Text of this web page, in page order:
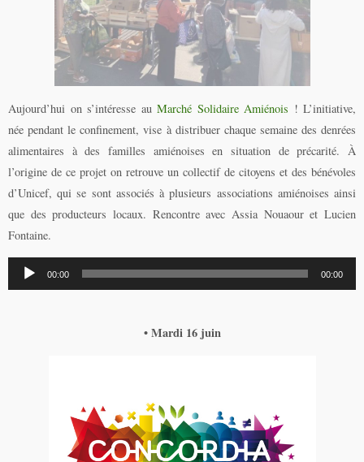
Aujourd’hui on s’intéresse au Marché Solidaire Amiénois ! L’initiative,
née pendant le confinement, vise à distribuer chaque semaine des denrées
alimentaires à des familles amiénoises en situation de précarité. À
l’origine de ce projet on retrouve un collectif de citoyens et des bénévoles
d’Unicef, qui se sont associés à plusieurs associations amiénoises ainsi
que des producteurs locaux. Rencontre avec Assia Nouaour et Lucien
Fontaine.
Lecteur
audio
00:00 00:00
• Mardi 16 juin